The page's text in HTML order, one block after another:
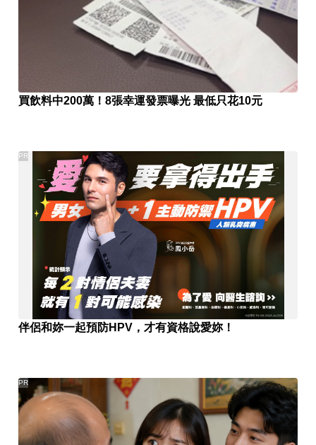
買飲料中200萬！8張幸運發票曝光 最低只花10元
伴侶和妳一起預防HPV，才有資格說愛妳！
PR
PR